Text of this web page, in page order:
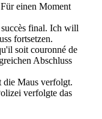
Für einen Moment
final. Ich will
fortsetzen.
soit couronné de
Abschluss
die Maus verfolgt.
verfolgte das